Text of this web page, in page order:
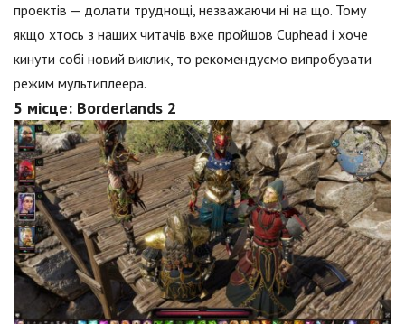
проектів — долати труднощі, незважаючи ні на що. Тому
якщо хтось з наших читачів вже пройшов Cuphead і хоче
кинути собі новий виклик, то рекомендуємо випробувати
режим мультиплеера.
5 місце: Borderlands 2